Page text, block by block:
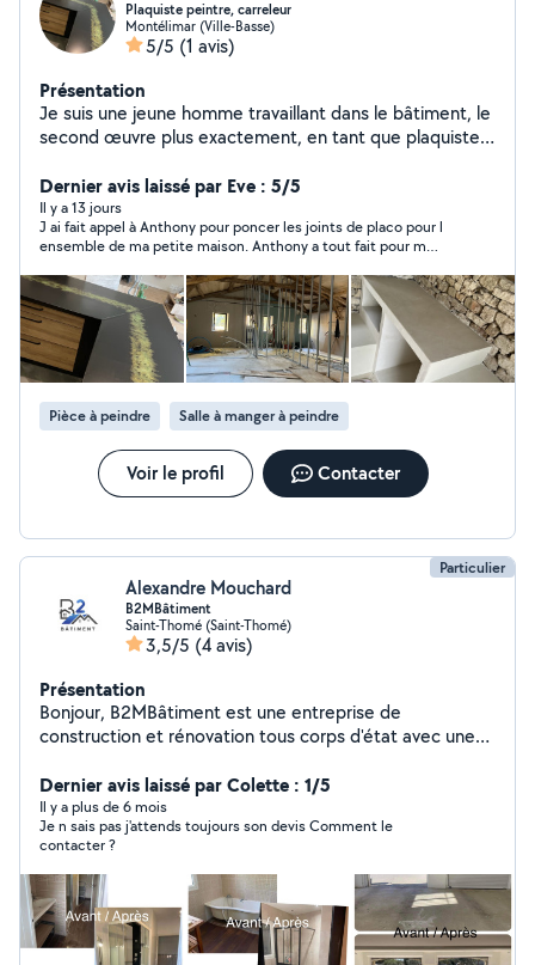
Plaquiste peintre, carreleur
Montélimar (Ville-Basse)
5/5 (1 avis)
Présentation
Je suis une jeune homme travaillant dans le bâtiment, le
second œuvre plus exactement, en tant que plaquiste
rigoureux je serai ravis de vous aider
Dernier avis laissé par Eve : 5/5
Il y a 13 jours
J ai fait appel à Anthony pour poncer les joints de placo pour l
ensemble de ma petite maison. Anthony a tout fait pour m
parfaitement réalisé. Je recommande à 100 % Anthony,
contact très agréable , ponctuel et pas avare de son temps. Il
mérite qu on lui fasse confiance.
Pièce à peindre Salle à manger à peindre
Voir le profil Contacter
Particulier
Alexandre Mouchard
B2MBâtiment
Saint-Thomé (Saint-Thomé)
3,5/5 (4 avis)
Présentation
Bonjour, B2MBâtiment est une entreprise de
construction et rénovation tous corps d'état avec une
peinture creation de salle de bain faïence carrelage
intérieur extérieur.... Nous sommes là pour vous
accompagner dans vos projets alors n'hésitez pas à
nous contacter pour effectuer un devis gratuit nous
sommes rapidement disponible .
Dernier avis laissé par Colette : 1/5
Il y a plus de 6 mois
Je n sais pas j'attends toujours son devis Comment le
contacter ?